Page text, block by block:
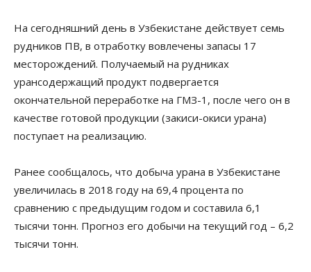
На сегодняшний день в Узбекистане действует семь
рудников ПВ, в отработку вовлечены запасы 17
месторождений. Получаемый на рудниках
урансодержащий продукт подвергается
окончательной переработке на ГМЗ-1, после чего он в
качестве готовой продукции (закиси-окиси урана)
поступает на реализацию.
Ранее сообщалось, что добыча урана в Узбекистане
увеличилась в 2018 году на 69,4 процента по
сравнению с предыдущим годом и составила 6,1
тысячи тонн. Прогноз его добычи на текущий год – 6,2
тысячи тонн.